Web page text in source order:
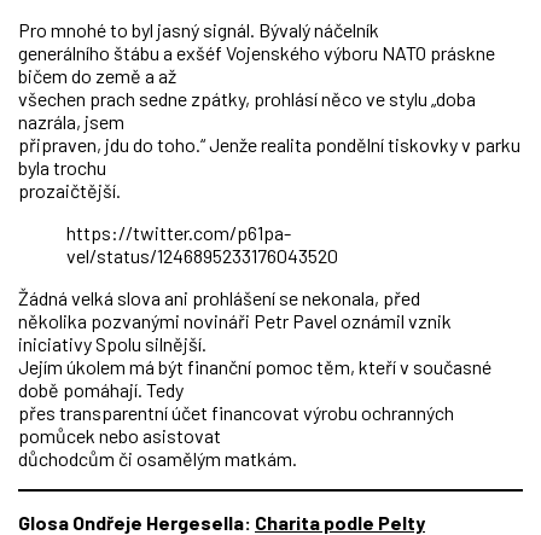
Pro mnohé to byl jasný signál. Bývalý náčelník
generálního štábu a exšéf Vojenského výboru NATO práskne
bičem do země a až
všechen prach sedne zpátky, prohlásí něco ve stylu „doba
nazrála, jsem
připraven, jdu do toho.“ Jenže realita pondělní tiskovky v parku
byla trochu
prozaičtější.
https://twitter.com/p61pa­
vel/status/1246895233176043520
Žádná velká slova ani prohlášení se nekonala, před
několika pozvanými novináři Petr Pavel oznámil vznik
iniciativy Spolu silnější.
Jejím úkolem má být finanční pomoc těm, kteří v současné
době pomáhají. Tedy
přes transparentní účet financovat výrobu ochranných
pomůcek nebo asistovat
důchodcům či osamělým matkám.
Glosa Ondřeje Hergesella: Charita podle Pelty